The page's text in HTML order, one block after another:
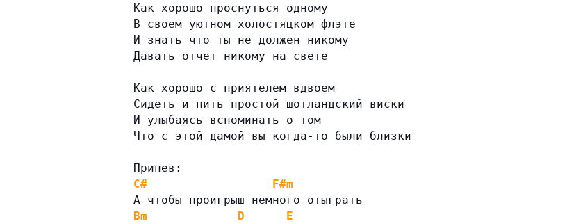
Как хорошо проснуться одному
В своем уютном холостяцком флэте
И знать что ты не должен никому
Давать отчет никому на свете
Как хорошо с приятелем вдвоем
Сидеть и пить простой шотландский виски
И улыбаясь вспоминать о том
Что с этой дамой вы когда-то были близки
Припев:
C#
F#m
А чтобы проигрыш немного отыграть
Bm
D
E